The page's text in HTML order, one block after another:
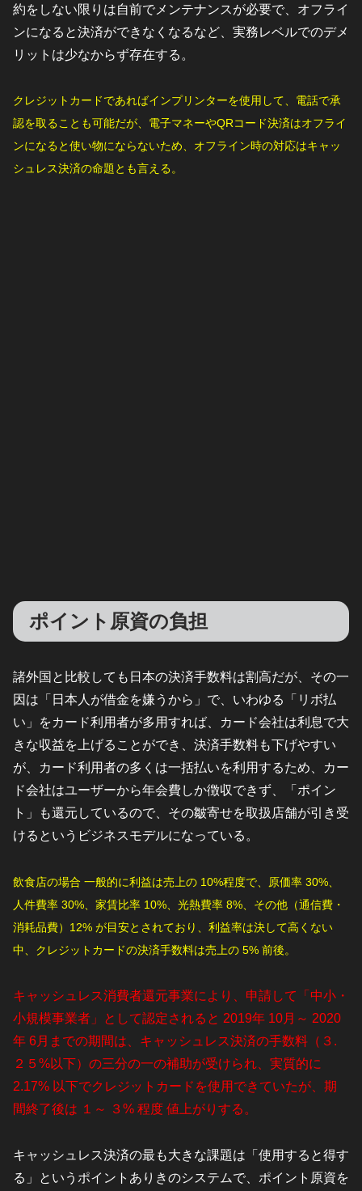
約をしない限りは自前でメンテナンスが必要で、オフライ
ンになると決済ができなくなるなど、実務レベルでのデメ
リットは少なからず存在する。
クレジットカードであればインプリンターを使用して、電話で承
認を取ることも可能だが、電子マネーやQRコード決済はオフライ
ンになると使い物にならないため、オフライン時の対応はキャッ
シュレス決済の命題とも言える。
ポイント原資の負担
諸外国と比較しても日本の決済手数料は割高だが、その一
因は「日本人が借金を嫌うから」で、いわゆる「リボ払
い」をカード利用者が多用すれば、カード会社は利息で大
きな収益を上げることができ、決済手数料も下げやすい
が、カード利用者の多くは一括払いを利用するため、カー
ド会社はユーザーから年会費しか徴収できず、「ポイン
ト」も還元しているので、その皺寄せを取扱店舗が引き受
けるというビジネスモデルになっている。
飲食店の場合 一般的に利益は売上の 10%程度で、原価率 30%、
人件費率 30%、家賃比率 10%、光熱費率 8%、その他（通信費・
消耗品費）12% が目安とされており、利益率は決して高くない
中、クレジットカードの決済手数料は売上の 5% 前後。
キャッシュレス消費者還元事業により、申請して「中小・
小規模事業者」として認定されると 2019年 10月～ 2020
年 6月までの期間は、キャッシュレス決済の手数料（３.
２５%以下）の三分の一の補助が受けられ、実質的に
2.17% 以下でクレジットカードを使用できていたが、期
間終了後は １～ ３% 程度 値上がりする。
キャッシュレス決済の最も大きな課題は「使用すると得す
る」というポイントありきのシステムで、ポイント原資を